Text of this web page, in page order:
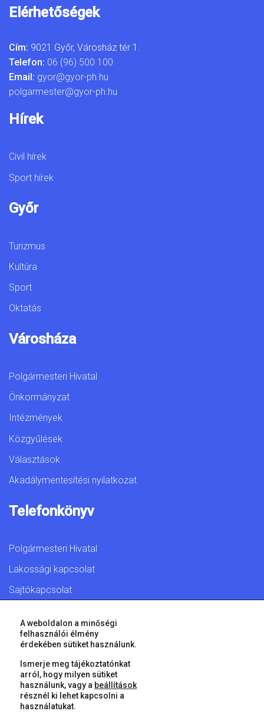
Elérhetőségek
Cím: 9021 Győr, Városház tér 1.
Telefon: 06 (96) 500 100
Email: gyor@gyor-ph.hu
polgarmester@gyor-ph.hu
Hírek
Civil hírek
Sport hírek
Győr
Turizmus
Kultúra
Sport
Oktatás
Városháza
Polgármesteri Hivatal
Önkormányzat
Intézmények
Közgyűlések
Választások
Akadálymentesítési nyilatkozat
Telefonkönyv
Polgármesteri Hivatal
Lakossági kapcsolat
Sajtókapcsolat
© 2026 Győr Megyei Jogú Város • Minden jog fenntartva!
A weboldalon a minőségi
felhasználói élmény
érdekében sütiket használunk.
Ismerje meg tájékoztatónkat
arról, hogy milyen sütiket
használunk, vagy a beállítások
résznél ki lehet kapcsolni a
használatukat.